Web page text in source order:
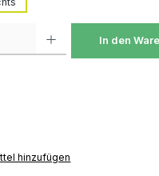
ist zurzeit nicht verfügbar.)
In den
hinzufügen